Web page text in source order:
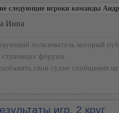
следующие игроки команды
Инна
пользователь который
форума.
свои сухие сообщения
игр. 2 круг